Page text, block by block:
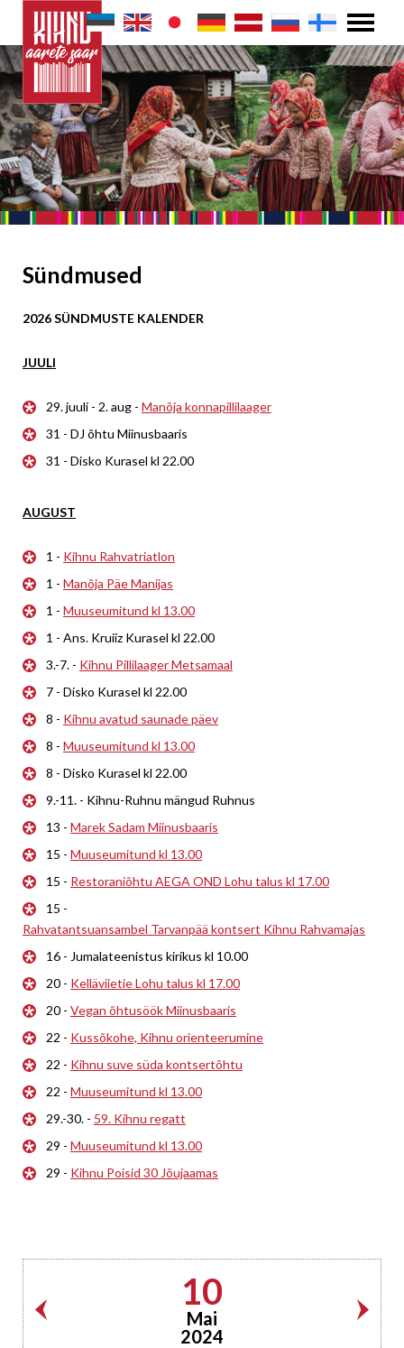
Sündmused
2026 SÜNDMUSTE KALENDER
JUULI
29. juuli - 2. aug - Manõja konnapillilaager
31 - DJ õhtu Miinusbaaris
31 - Disko Kurasel kl 22.00
AUGUST
1 - Kihnu Rahvatriatlon
1 - Manõja Päe Manijas
1 - Muuseumitund kl 13.00
1 - Ans. Kruiiz Kurasel kl 22.00
3.-7. - Kihnu Pillilaager Metsamaal
7 - Disko Kurasel kl 22.00
8 - Kihnu avatud saunade päev
8 - Muuseumitund kl 13.00
8 - Disko Kurasel kl 22.00
9.-11. - Kihnu-Ruhnu mängud Ruhnus
13 - Marek Sadam Miinusbaaris
15 - Muuseumitund kl 13.00
15 - Restoraniõhtu AEGA OND Lohu talus kl 17.00
15 -
Rahvatantsuansambel Tarvanpää kontsert Kihnu Rahvamajas
16 - Jumalateenistus kirikus kl 10.00
20 - Kelläviietie Lohu talus kl 17.00
20 - Vegan õhtusöök Miinusbaaris
22 - Kussõkohe, Kihnu orienteerumine
22 - Kihnu suve süda kontsertõhtu
22 - Muuseumitund kl 13.00
29.-30. - 59. Kihnu regatt
29 - Muuseumitund kl 13.00
29 - Kihnu Poisid 30 Jõujaamas
10
Mai
2024